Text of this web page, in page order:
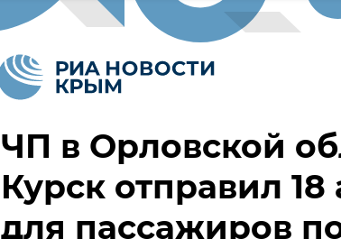
ЧП в Орловской
Курск отправил 18
для пассажиров